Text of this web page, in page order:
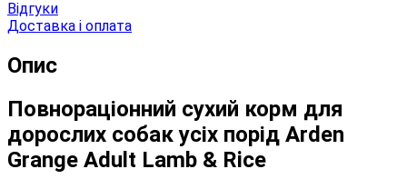
Відгуки
Доставка і оплата
Опис
Повнораціонний сухий корм для
дорослих собак усіх порід Arden
Grange Adult Lamb & Rice